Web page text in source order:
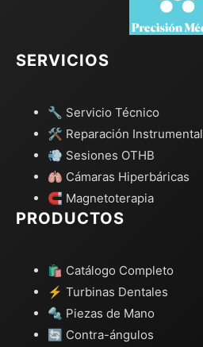
SERVICIOS
🔧 Servicio Técnico
🛠️ Reparación Instrumental
💨 Sesiones OTHB
🫁 Cámaras Hiperbáricas
🧲 Magnetoterapia
PRODUCTOS
🛍️ Catálogo Completo
⚡ Turbinas Dentales
🔩 Piezas de Mano
🔄 Contra-ángulos